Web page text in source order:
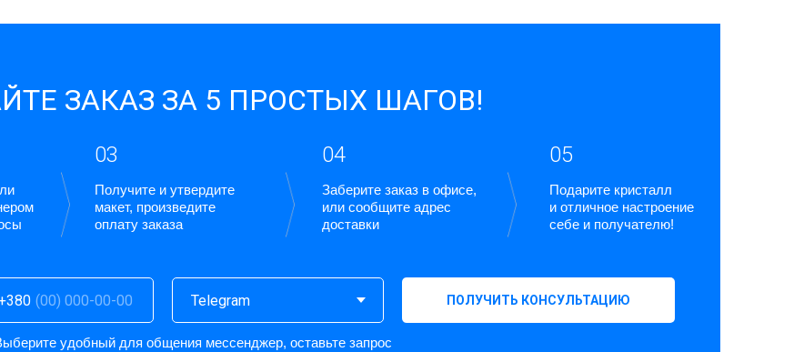
Получите и утвердите
макет, произведите
оплату заказа
03
Заберите заказ в офисе,
или сообщите адрес
доставки
04
Подарите кристалл
и отличное настроение
себе и получателю!
05
ЗАКАЗ ЗА 5 ПРОСТЫХ ШАГОВ!
ПОЛУЧИТЬ КОНСУЛЬТАЦИЮ
удобный для общения мессенджер, оставьте запрос